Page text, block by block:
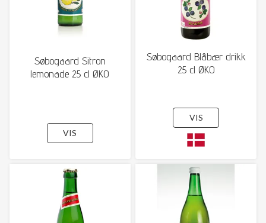
Søbogaard Sitron
lemonade 25 cl ØKO
VIS
Søbogaard Blåbær drikk
25 cl ØKO
VIS